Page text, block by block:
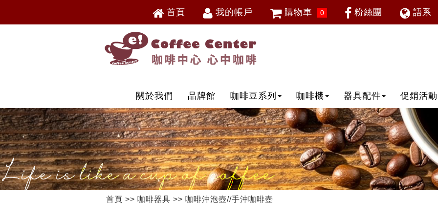
首頁 我的帳戶
忘記密碼
加入會員
VIP申請
購物車 0 粉絲團 語系
關於我們 品牌館 咖啡豆系列 咖啡機 器具配件 促銷活動
首頁 >> 咖啡器具 >> 咖啡沖泡壺//手沖咖啡壺